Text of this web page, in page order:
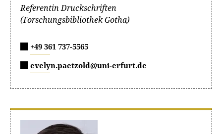
Referentin Druckschriften
(Forschungsbibliothek Gotha)
+49 361 737-5565
evelyn.paetzold@uni-erfurt.de